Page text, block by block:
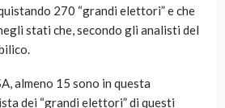
270 “grandi elettori” e che
stati che, secondo gli analisti del
almeno 15 sono in questa
dei “grandi elettori” di questi